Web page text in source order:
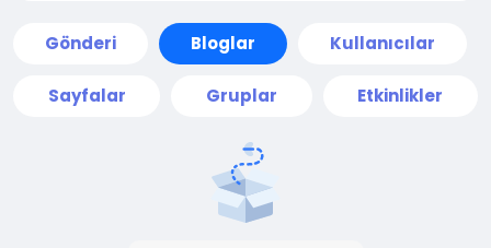
Gönderi Bloglar Kullanıcılar
Sayfalar Gruplar Etkinlikler